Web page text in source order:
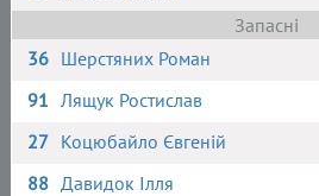
Запасні
36 Шерстяних Роман
91 Лящук Ростислав
27 Коцюбайло Євгеній
88 Давидок Ілля